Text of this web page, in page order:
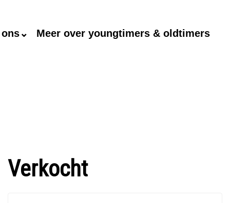
Meer over youngtimers & oldtimers
Verkocht